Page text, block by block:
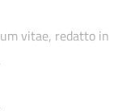
vitae, redatto in